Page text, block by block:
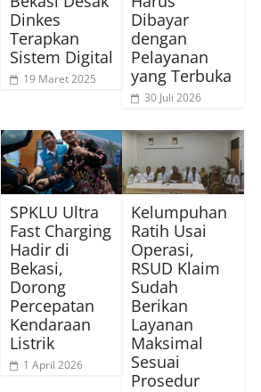
Dinkes
Terapkan
Sistem Digital
19 Maret 2025
Dibayar
dengan
Pelayanan
yang Terbuka
30 Juli 2026
SPKLU Ultra
Fast Charging
Hadir di
Bekasi,
Dorong
Percepatan
Kendaraan
Listrik
1 April 2026
Kelumpuhan
Ratih Usai
Operasi,
RSUD Klaim
Sudah
Berikan
Layanan
Maksimal
Sesuai
Prosedur